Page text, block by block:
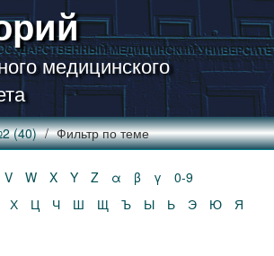
медицинского
(40) Фильтр по теме
V W X Y Z α β γ
0-9
Х Ц Ч Ш Щ Ъ Ы Ь Э Ю Я